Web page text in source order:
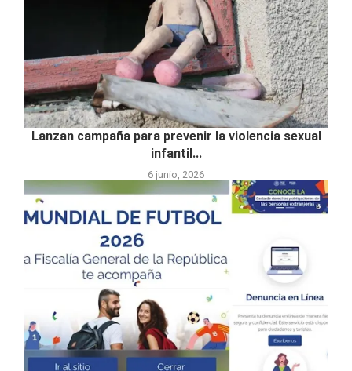
Lanzan campaña para prevenir la violencia sexual
infantil...
6 junio, 2026